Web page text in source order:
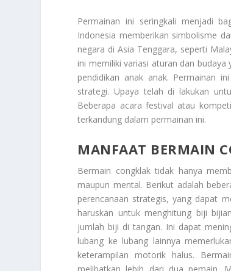
Permainan ini seringkali menjadi
Indonesia memberikan simbolisme
negara di Asia Tenggara, seperti
ini memiliki variasi aturan dan budaya
pendidikan anak anak. Permainan
strategi. Upaya telah di lakukan
Beberapa acara festival atau
terkandung dalam permainan ini.
MANFAAT BERMAIN
Bermain congklak tidak hanya
maupun mental. Berikut adalah
perencanaan strategis, yang dapat
haruskan untuk menghitung biji
jumlah biji di tangan. Ini dapat
lubang ke lubang lainnya
keterampilan motorik halus.
melibatkan lebih dari dua pemain.